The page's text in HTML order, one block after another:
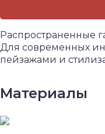
Распространенные
Для современных
пейзажами и
Материалы